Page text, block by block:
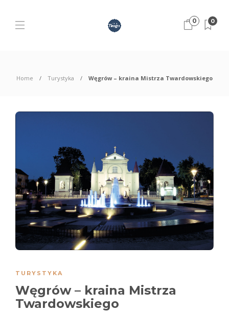
0 0
Home Turystyka Węgrów – kraina Mistrza Twardowskiego
TURYSTYKA
Węgrów – kraina Mistrza
Twardowskiego